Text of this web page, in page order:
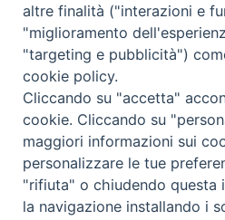
Piazza Giovene 4 – 70056
SEGUICI SU
Facebook
Instagram
X YouTube
Feed
Privacy Policy - trasparenza
altre finalità ("interazioni e
"miglioramento
"targeting e pubblicità")
cookie policy.
Cliccando su "accetta"
cookie. Cliccando su
maggiori informazioni sui
personalizzare le tue
"rifiuta" o chiudendo questa
la navigazione installando i